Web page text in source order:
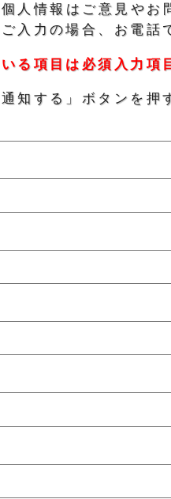
人情報はご意見や
入力の場合、お電話
る項目は必須入力項
知する」ボタンを押